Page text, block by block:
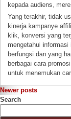
kepada audiens,
Yang terakhir, tidak
kinerja kampanye
klik, konversi yang
mengetahui
berfungsi dan yang
berbagai cara
untuk menemukan
Posts
navigation
Newer posts
Search